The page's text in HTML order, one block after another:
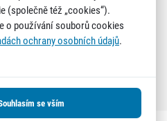
(společně též „cookies“).
o používání souborů cookies
ochrany osobních údajů.
se vším